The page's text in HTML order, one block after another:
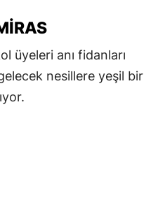
üyeleri anı fidanları
nesillere yeşil bir